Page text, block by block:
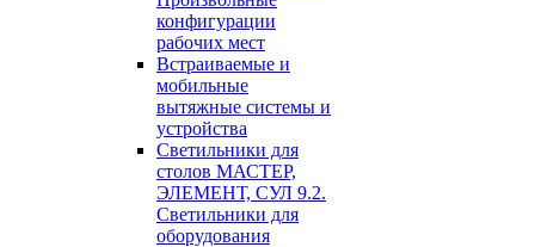
конфигурации
рабочих мест
Встраиваемые и
мобильные
вытяжные системы и
устройства
Светильники для
столов МАСТЕР,
ЭЛЕМЕНТ, СУЛ 9.2.
Светильники для
оборудования